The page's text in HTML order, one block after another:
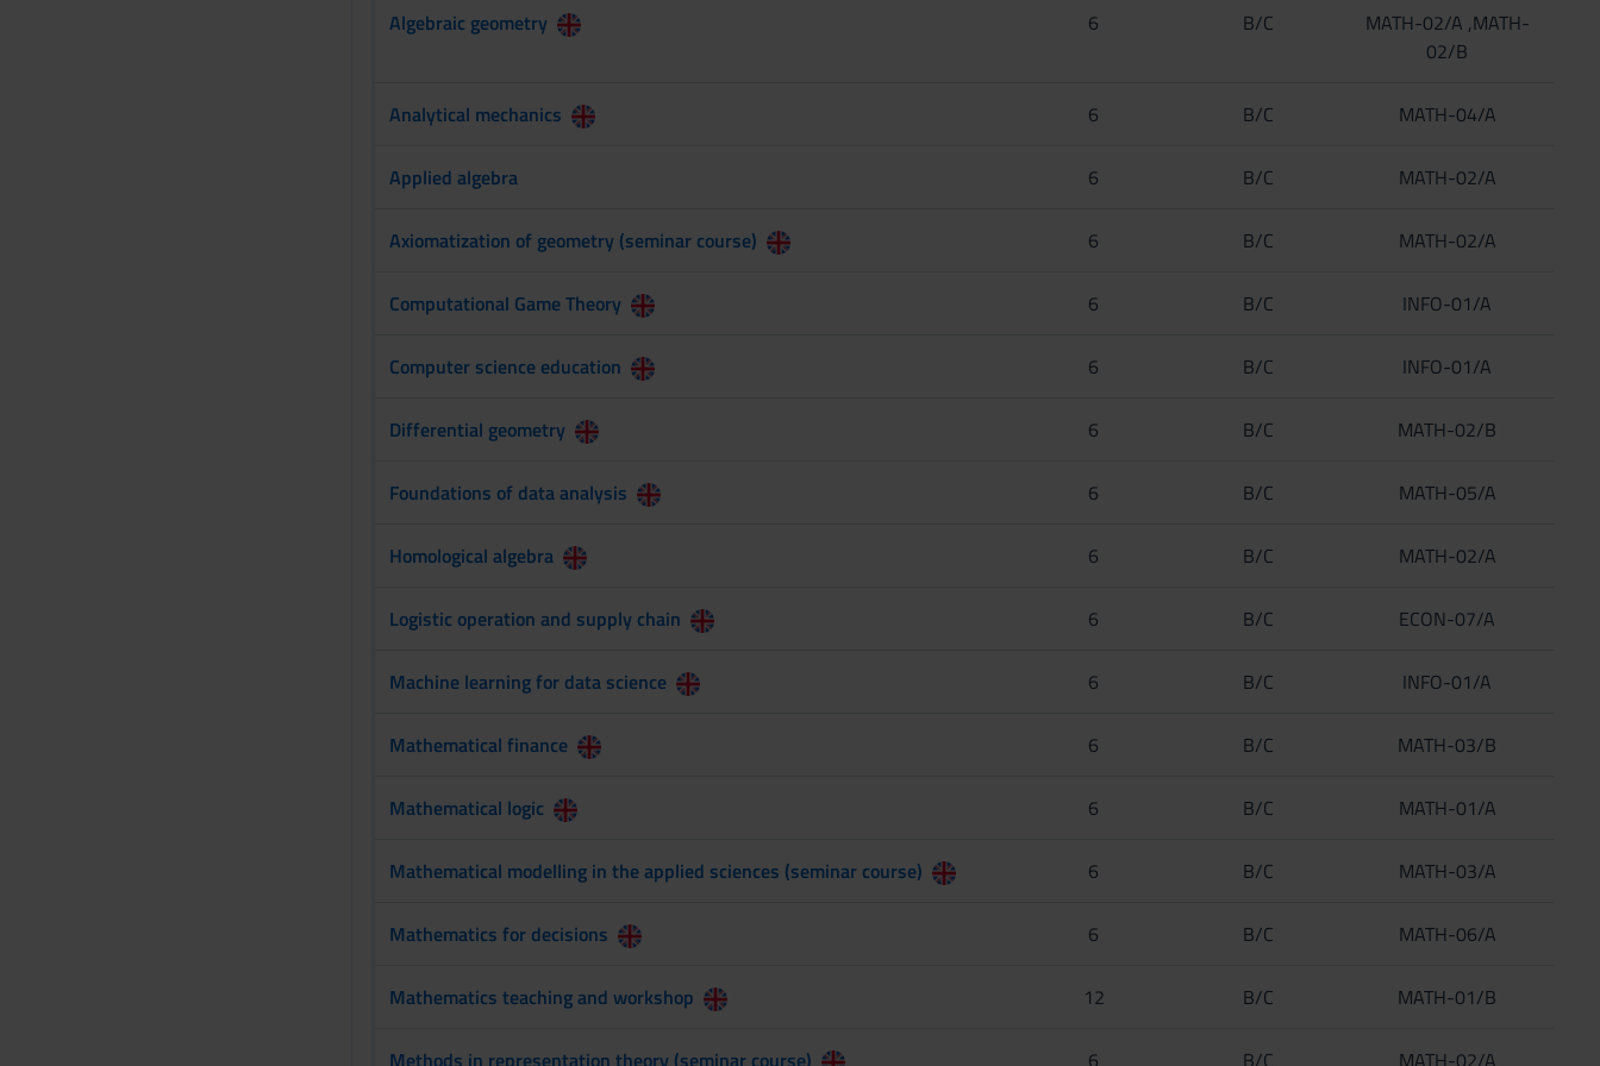
Algebraic geometry 6 B/C
MATH-02/A ,MATH-
02/B
Analytical mechanics 6 B/C MATH-04/A
Applied algebra 6 B/C MATH-02/A
Axiomatization of geometry (seminar course) 6 B/C MATH-02/A
Computational Game Theory 6 B/C INFO-01/A
Computer science education 6 B/C INFO-01/A
Differential geometry 6 B/C MATH-02/B
Foundations of data analysis 6 B/C MATH-05/A
Homological algebra 6 B/C MATH-02/A
Logistic operation and supply chain 6 B/C ECON-07/A
Machine learning for data science 6 B/C INFO-01/A
Mathematical finance 6 B/C MATH-03/B
Mathematical logic 6 B/C MATH-01/A
Mathematical modelling in the applied sciences (seminar course) 6 B/C MATH-03/A
Mathematics for decisions 6 B/C MATH-06/A
Mathematics teaching and workshop 12 B/C MATH-01/B
Methods in representation theory (seminar course) 6 B/C MATH-02/A